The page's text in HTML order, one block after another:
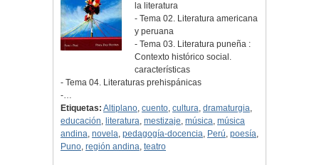
la literatura
- Tema 02. Literatura americana
y peruana
- Tema 03. Literatura puneña :
Contexto histórico social.
características
- Tema 04. Literaturas prehispánicas
-…
Etiquetas: Altiplano, cuento, cultura, dramaturgia,
educación, literatura, mestizaje, música, música
andina, novela, pedagogía-docencia, Perú, poesía,
Puno, región andina, teatro